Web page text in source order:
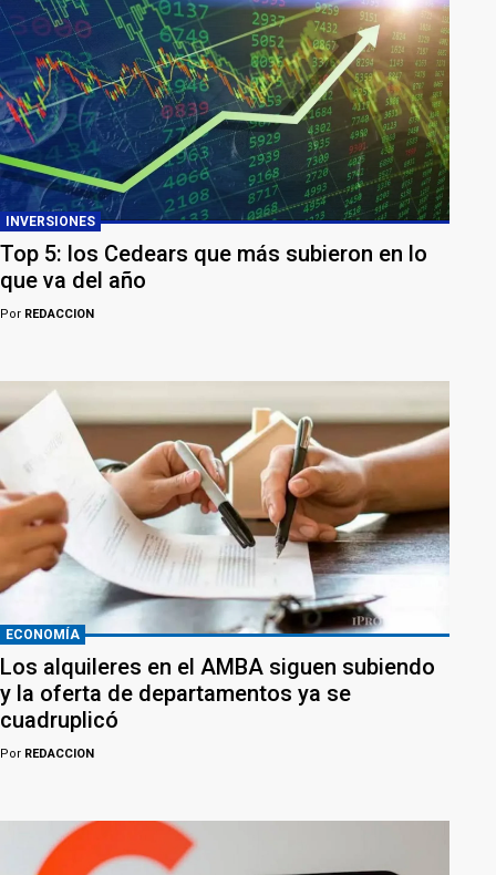
INVERSIONES
Top 5: los Cedears que más subieron en lo
que va del año
Por REDACCION
ECONOMÍA
Los alquileres en el AMBA siguen subiendo
y la oferta de departamentos ya se
cuadruplicó
Por REDACCION